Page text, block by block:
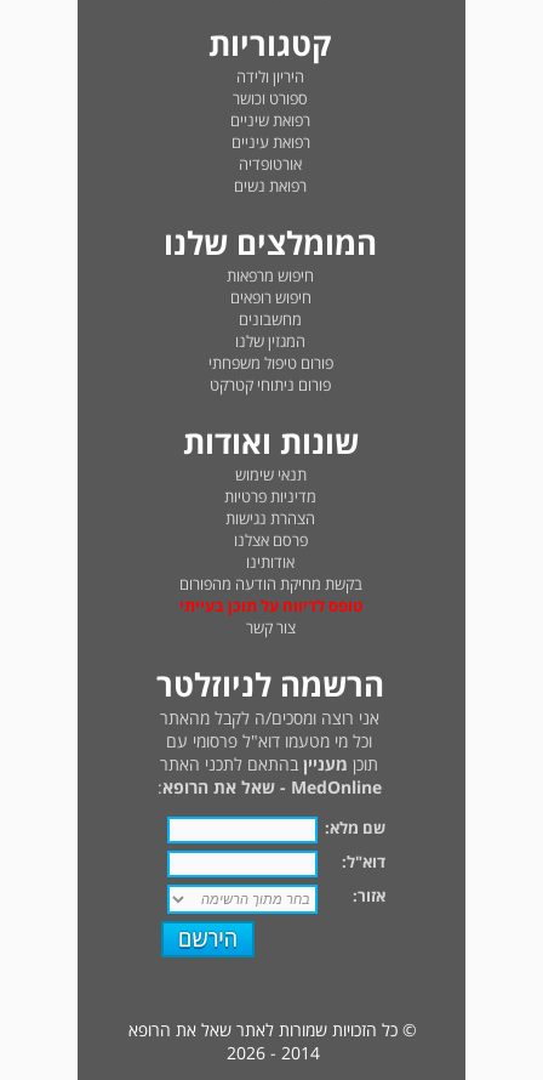
קטגוריות
היריון ולידה
ספורט וכושר
רפואת שיניים
רפואת עיניים
אורטופדיה
רפואת נשים
המומלצים שלנו
חיפוש מרפאות
חיפוש רופאים
מחשבונים
המגזין שלנו
פורום טיפול משפחתי
פורום ניתוחי קטרקט
שונות ואודות
תנאי שימוש
מדיניות פרטיות
הצהרת נגישות
פרסם אצלנו
אודותינו
בקשת מחיקת הודעה מהפורום
טופס לדיווח על תוכן בעייתי
צור קשר
הרשמה לניוזלטר
אני רוצה ומסכים/ה לקבל מהאתר
וכל מי מטעמו דוא"ל פרסומי עם
תוכן מעניין בהתאם לתכני האתר
MedOnline - שאל את הרופא
:
שם מלא:
דוא"ל:
אזור:
© כל הזכויות שמורות לאתר שאל את הרופא
2014 - 2026